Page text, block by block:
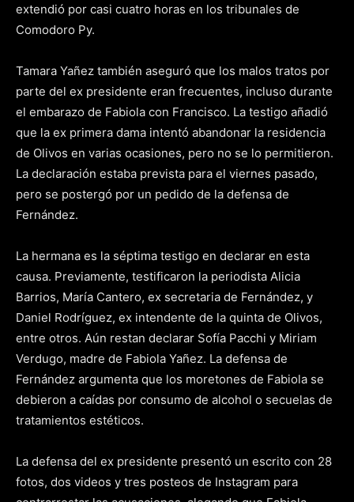
extendió por casi cuatro horas en los tribunales de
Comodoro Py.
Tamara Yañez también aseguró que los malos tratos por
parte del ex presidente eran frecuentes, incluso durante
el embarazo de Fabiola con Francisco. La testigo añadió
que la ex primera dama intentó abandonar la residencia
de Olivos en varias ocasiones, pero no se lo permitieron.
La declaración estaba prevista para el viernes pasado,
pero se postergó por un pedido de la defensa de
Fernández.
La hermana es la séptima testigo en declarar en esta
causa. Previamente, testificaron la periodista Alicia
Barrios, María Cantero, ex secretaria de Fernández, y
Daniel Rodríguez, ex intendente de la quinta de Olivos,
entre otros. Aún restan declarar Sofía Pacchi y Miriam
Verdugo, madre de Fabiola Yañez. La defensa de
Fernández argumenta que los moretones de Fabiola se
debieron a caídas por consumo de alcohol o secuelas de
tratamientos estéticos.
La defensa del ex presidente presentó un escrito con 28
fotos, dos videos y tres posteos de Instagram para